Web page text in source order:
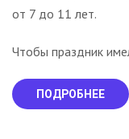
от 7 до 11 лет.
Чтобы праздник
ПОДРОБНЕЕ